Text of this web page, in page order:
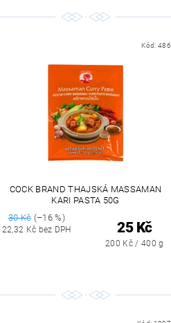
Kód:486
COCK BRAND THAJSKÁ MASSAMAN
KARI PASTA 50G
30 Kč(–16 %)
22,32 Kč bez DPH 25 Kč
200 Kč / 400 g